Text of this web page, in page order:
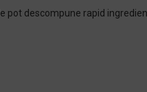
descompune rapid